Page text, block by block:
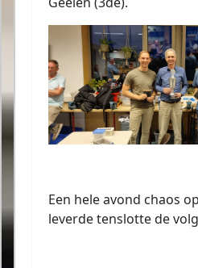
Een hele avond chaos
leverde tenslotte de